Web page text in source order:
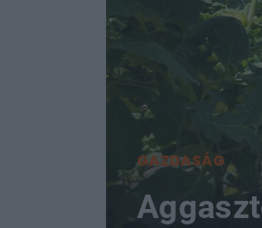
GAZDASÁG